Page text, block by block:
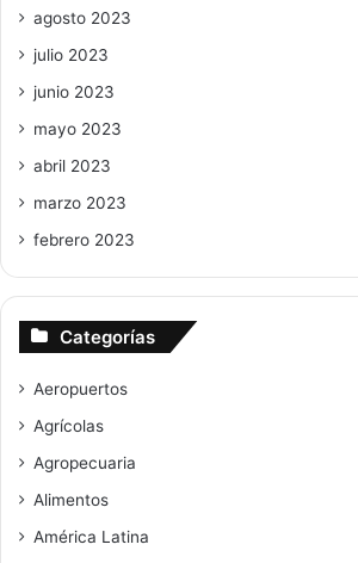
agosto 2023
julio 2023
junio 2023
mayo 2023
abril 2023
marzo 2023
febrero 2023
Categorías
Aeropuertos
Agrícolas
Agropecuaria
Alimentos
América Latina